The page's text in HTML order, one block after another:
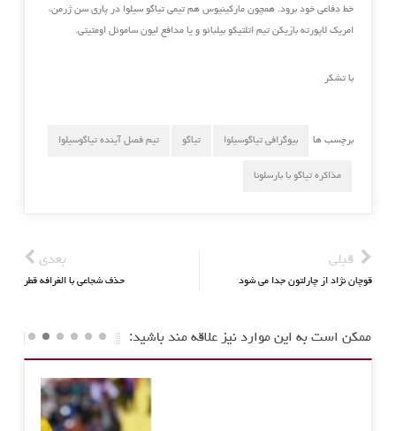
خط دفاعی خود برود. همچون مارکینیوس هم تیمی تیاگو سیلوا در پاری سن ژرمن،
امریک لاپورته بازیکن تیم اتلتیکو بیلبائو و یا مدافع لیون ساموئل اومتیتی.
با تشکر
برچسب ها بیوگرافی تیاگوسیلوا تیاگو تیم فصل آینده تیاگوسیلوا
مذاکره تیاگو با بارسلونا
قبلی
قوچان نژاد از چارلتون جدا می شود
بعدی
حذف شجاعی با الغرافه قطر
ممکن است به این موارد نیز علاقه مند باشید: